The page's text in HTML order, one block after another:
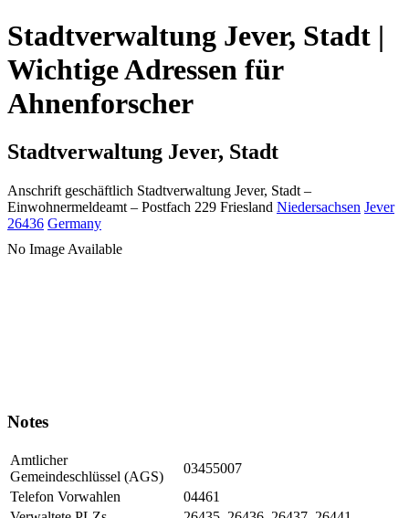
Stadtverwaltung Jever, Stadt |
Wichtige Adressen für
Ahnenforscher
Stadtverwaltung Jever, Stadt
Anschrift geschäftlich Stadtverwaltung Jever, Stadt –
Einwohnermeldeamt – Postfach 229 Friesland Niedersachsen Jever
26436 Germany
No Image Available
Notes
Amtlicher
Gemeindeschlüssel (AGS)
03455007
Telefon Vorwahlen
04461